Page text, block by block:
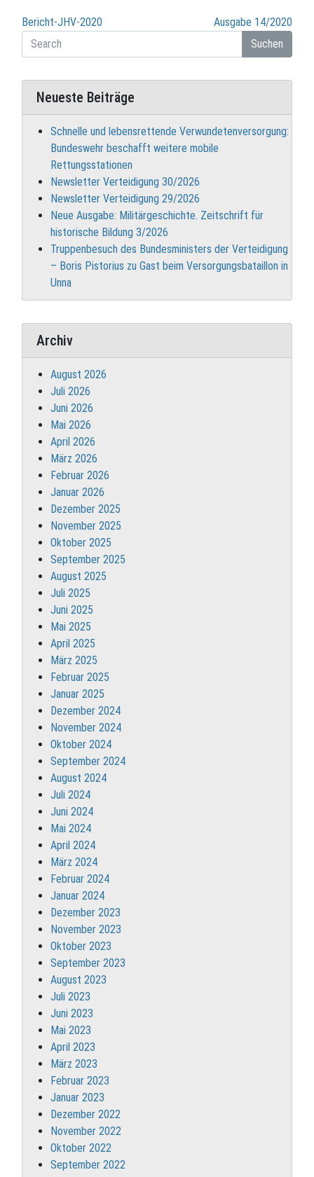
Beitragsnavigation
Bericht-JHV-2020
Ausgabe 14/2020
Suchen
Neueste Beiträge
Schnelle und lebensrettende Verwundetenversorgung:
Bundeswehr beschafft weitere mobile
Rettungsstationen
Newsletter Verteidigung 30/2026
Newsletter Verteidigung 29/2026
Neue Ausgabe: Militärgeschichte. Zeitschrift für
historische Bildung 3/2026
Truppenbesuch des Bundesministers der Verteidigung
– Boris Pistorius zu Gast beim Versorgungsbataillon in
Unna
Archiv
August 2026
Juli 2026
Juni 2026
Mai 2026
April 2026
März 2026
Februar 2026
Januar 2026
Dezember 2025
November 2025
Oktober 2025
September 2025
August 2025
Juli 2025
Juni 2025
Mai 2025
April 2025
März 2025
Februar 2025
Januar 2025
Dezember 2024
November 2024
Oktober 2024
September 2024
August 2024
Juli 2024
Juni 2024
Mai 2024
April 2024
März 2024
Februar 2024
Januar 2024
Dezember 2023
November 2023
Oktober 2023
September 2023
August 2023
Juli 2023
Juni 2023
Mai 2023
April 2023
März 2023
Februar 2023
Januar 2023
Dezember 2022
November 2022
Oktober 2022
September 2022